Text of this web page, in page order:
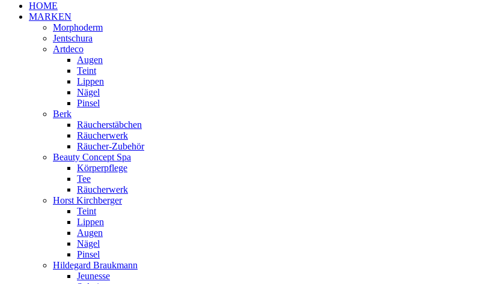
HOME
MARKEN
Morphoderm
Jentschura
Artdeco
Augen
Teint
Lippen
Nägel
Pinsel
Berk
Räucherstäbchen
Räucherwerk
Räucher-Zubehör
Beauty Concept Spa
Körperpflege
Tee
Räucherwerk
Horst Kirchberger
Teint
Lippen
Augen
Nägel
Pinsel
Hildegard Braukmann
Jeunesse